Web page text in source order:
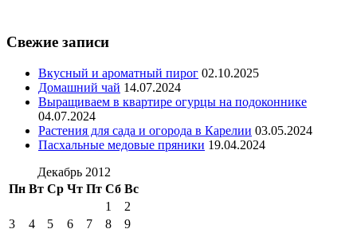
Свежие записи
Вкусный и ароматный пирог 02.10.2025
Домашний чай 14.07.2024
Выращиваем в квартире огурцы на подоконнике
04.07.2024
Растения для сада и огорода в Карелии 03.05.2024
Пасхальные медовые пряники 19.04.2024
Декабрь 2012
Пн Вт Ср Чт Пт Сб Вс
1
2
3
4 5 6 7 8
9